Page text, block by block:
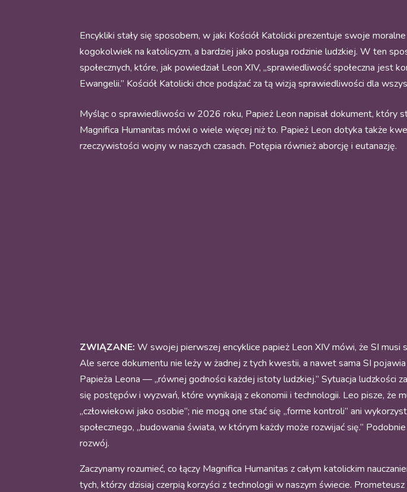
Encykliki stały się sposobem, w jaki Kościół Katolicki prezentuje swoje
kogokolwiek na katolicyzm, a bardziej jako posługa rodzinie ludzkiej. W ten
społecznych, które, jak powiedział Leon XIV, „sprawiedliwość społeczna jest
Ewangelii.” Kościół Katolicki chce podążać za tą wizją sprawiedliwości dla
Myśląc o sprawiedliwości w 2026 roku, Papież Leon napisał dokument, który
Magnifica Humanitas mówi o wiele więcej niż to. Papież Leon dotyka także
rzeczywistości wojny w naszych czasach. Potępia również aborcję i eutanazję.
ZWIĄZANE: W swojej pierwszej encyklice papież Leon XIV mówi, że SI musi
Ale serce dokumentu nie leży w żadnej z tych kwestii, a nawet sama SI
Papieża Leona — „równej godności każdej istoty ludzkiej.” Sytuacja ludzkości
się postępów i wyzwań, które wynikają z ekonomii i technologii. Leo pisze, że
„człowiekowi jako osobie”; nie mogą one stać się „forme kontroli” ani
społecznego, „budowania świata, w którym każdy może rozwijać się.”
rozwój.
Zaczynamy rozumieć, co łączy Magnifica Humanitas z całym katolickim
tych, którzy dzisiaj czerpią korzyści z technologii w naszym świecie.